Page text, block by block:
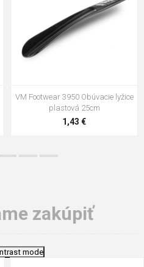
VM Footwear 3102 Šnúrky ploché
0,79 €
zakúpiť
mode